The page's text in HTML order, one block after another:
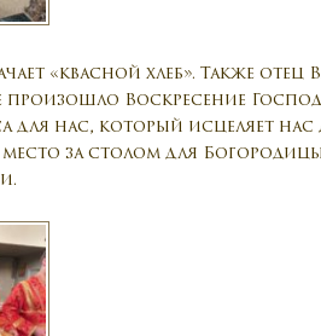
«квасной хлеб». Также отец
произошло Воскресение
для нас, который исцеляет
место за столом для